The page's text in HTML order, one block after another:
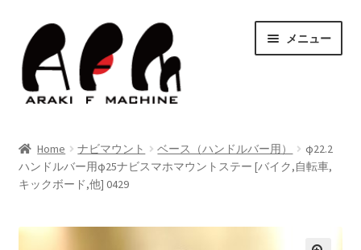
ビ
ゲ
ー
ン
へ
ス
ッ
ン
テ
ン
ス
キ
ッ
メニュー
Shop
サ
ュ
Home ナビマウント ベース（ハンドルバー用）
φ22.2
ハンドルバー用φ25ナビスマホマウントステー [バイク,自転車,
キックボード,他] 0429